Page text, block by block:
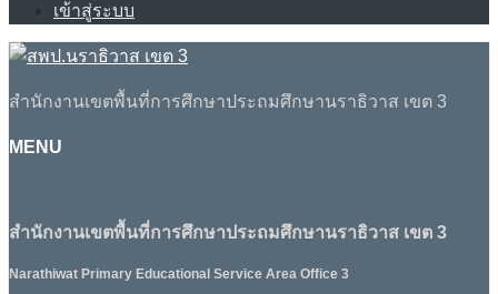
เข้าสู่ระบบ
สำนักงานเขตพื้นที่การศึกษาประถมศึกษานราธิวาส เขต 3
MENU
สำนักงานเขตพื้นที่การศึกษาประถมศึกษานราธิวาส เขต 3
Narathiwat Primary Educational Service Area Office 3